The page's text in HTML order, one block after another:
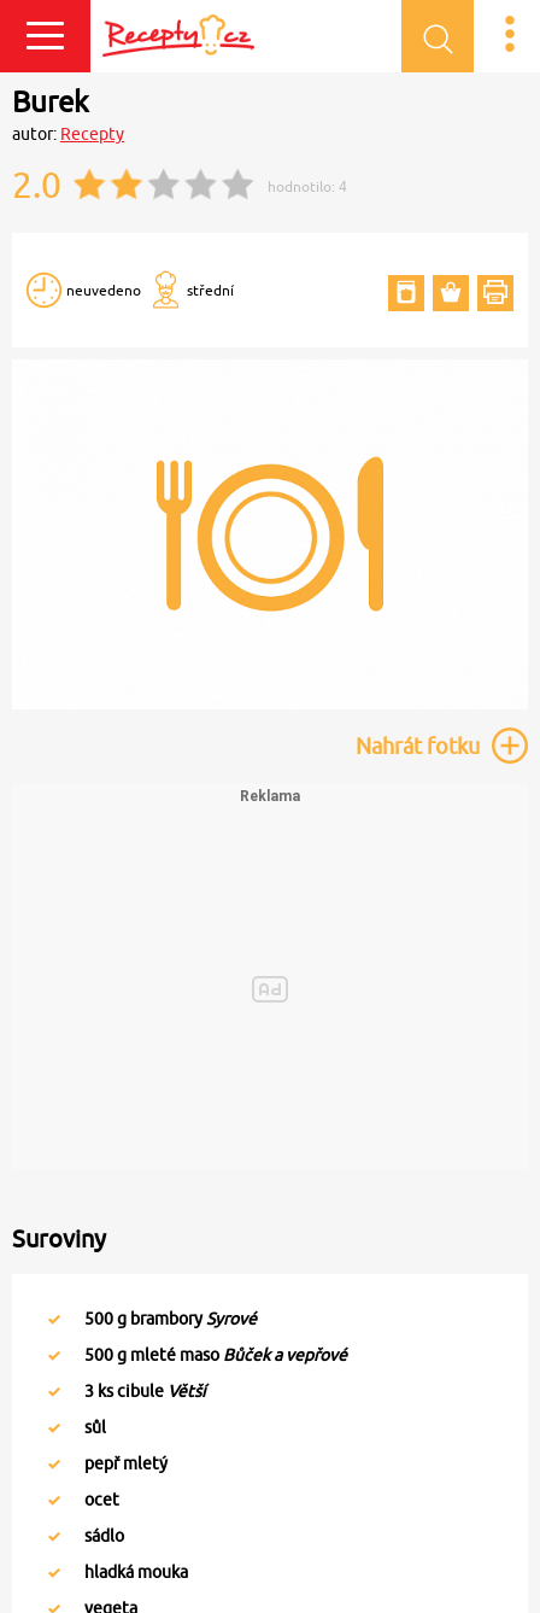
Přihlásit se
Burek
autor: Recepty
2.0 hodnotilo: 4
neuvedeno střední
Nahrátfotku
Suroviny
500g bramborySyrové
500g mleté maso Bůček a vepřové
3 ks cibule Větší
sůl
pepř mletý
ocet
sádlo
hladká mouka
vegeta